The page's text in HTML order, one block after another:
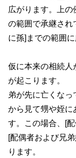
広がります。上の
の範囲で承継され
に孫] までの範囲
仮に本来の相続人
が起こります。
弟が先に亡くなっ
から見て甥や姪に
す。この場合、
[
[配偶者および兄
ります。